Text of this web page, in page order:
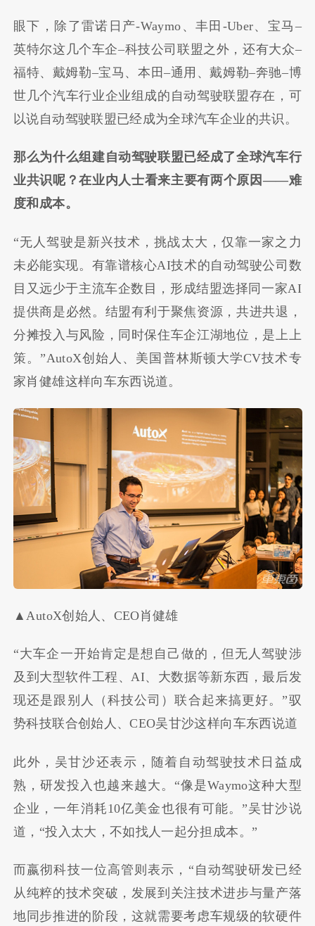
眼下，除了雷诺日产-Waymo 、丰田 -Uber、宝马 –
英特尔这几个车企–科技公司联盟之外，还有大众–
福特、戴姆勒–宝马、本田–通用、戴姆勒–奔驰–博
世几个汽车行业企业组成的自动驾驶联盟存在，可
以说自动驾驶联盟已经成为全球汽车企业的共识。
那么为什么组建自动驾驶联盟已经成了全球汽车行
业共识呢？在业内人士看来主要有两个原因 ——难
度和成本。
“无人驾驶是新兴技术，挑战太大，仅靠一家之力
未必能实现。有靠谱核心AI技术的自动驾驶公司数
目又远少于主流车企数目，形成结盟选择同一家AI
提供商是必然。结盟有利于聚焦资源，共进共退，
分摊投入与风险，同时保住车企江湖地位，是上上
策。”AutoX创始人、美国普林斯顿大学CV技术专
家肖健雄这样向车东西说道。
▲AutoX创始人、CEO肖健雄
“大车企一开始肯定是想自己做的，但无人驾驶涉
及到大型软件工程、AI、大数据等新东西，最后发
现还是跟别人（科技公司）联合起来搞更好。”驭
势科技联合创始人、CEO吴甘沙这样向车东西说道
此外，吴甘沙还表示，随着自动驾驶技术日益成
熟，研发投入也越来越大。 “像是Waymo这种大型
企业，一年消耗10亿美金也很有可能。”吴甘沙说
道， “投入太大，不如找人一起分担成本。 ”
而嬴彻科技一位高管则表示， “自动驾驶研发已经
从纯粹的技术突破，发展到关注技术进步与量产落
地同步推进的阶段，这就需要考虑车规级的软硬件